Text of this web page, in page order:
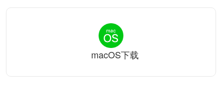
macOS下载